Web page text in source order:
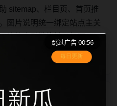
sitemap、栏目页、首页推
图片说明统一绑定站点主关
让搜索引擎能够从标题、正
跳过广告 00:56